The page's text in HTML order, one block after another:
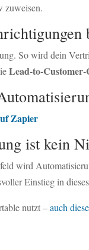
zuweisen.
So wird dein
Lead-to-Customer-
Zapier
ist kein
wird
Einstieg in
nutzt –auch